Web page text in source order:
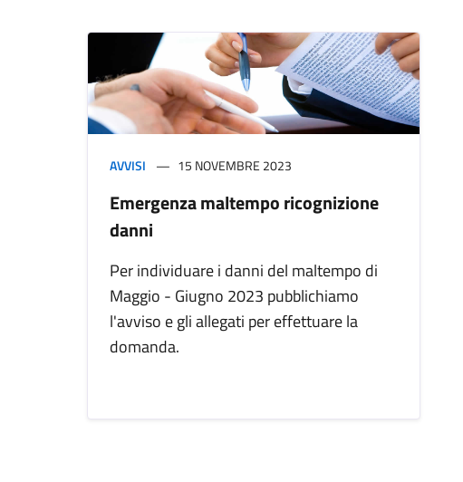
AVVISI 15 NOVEMBRE 2023
Emergenza maltempo ricognizione
danni
Per individuare i danni del maltempo di
Maggio - Giugno 2023 pubblichiamo
l'avviso e gli allegati per effettuare la
domanda.